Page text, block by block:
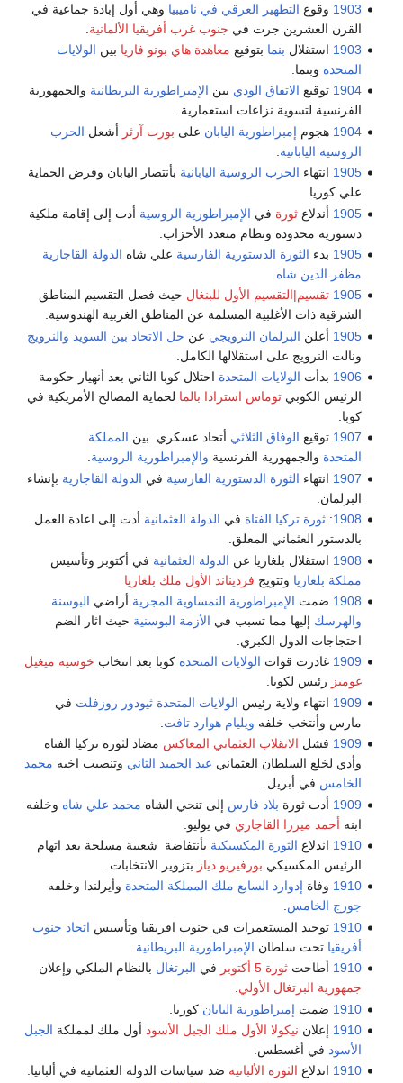
1903 وقوع التطهير العرقي في ناميبيا وهي أول إبادة جماعية في
القرن العشرين جرت في جنوب غرب أفريقيا الألمانية
1903 استقلال بنما بتوقيع معاهدة هاي بونو فاريا بين الولايات
المتحدة وبنما.
1904 توقيع الاتفاق الودي بين الإمبراطورية البريطانية والجمهورية
الفرنسية لتسوية نزاعات استعمارية.
1904 هجوم إمبراطورية اليابان على بورت آرثر أشعل الحرب
الروسية اليابانية
1905 انتهاء الحرب الروسية اليابانية بأنتصار اليابان وفرض الحماية
علي كوريا
1905 أندلاعثورة في الإمبراطورية الروسية أدت إلى إقامة ملكية
دستورية محدودة ونظام متعدد الأحزاب.
1905 بدء الثورة الدستورية الفارسية علي شاه الدولة القاجارية
مظفر الدين شاه
1905 تقسيم|التقسيم الأول للبنغال حيث فصل التقسيم المناطق
الشرقية ذات الأغلبية المسلمة عن المناطق الغربية الهندوسية.
1905 أعلن البرلمان النرويجي عن حل الاتحاد بين السويد والنرويج
ونالت النرويج على استقلالها الكامل.
1906 بدأت الولايات المتحدة احتلال كوبا الثاني بعد أنهيار حكومة
الرئيس الكوبيتوماس استرادا بالما لحماية المصالح الأمريكية في
كوبا.
1907 توقيع الوفاق الثلاثي أتحاد عسكري بين المملكة
المتحدة والجمهورية الفرنسية والإمبراطورية الروسية.
1907 انتهاء الثورة الدستورية الفارسية في الدولة القاجارية بإنشاء
البرلمان.
1908
:ثورة تركيا الفتاة في الدولة العثمانية أدت إلى اعادة العمل
بالدستور العثماني المعلق.
1908 استقلال بلغاريا عن الدولة العثمانية في أكتوبر وتأسيس
مملكة بلغاريا وتتويج فرديناند الأول ملك بلغاريا
1908 ضمت الإمبراطورية النمساوية المجرية أراضي البوسنة
والهرسك إليها مما تسبب في الأزمة البوسنية حيث اثار الضم
احتجاجات الدول الكبري.
1909 غادرت قوات الولايات المتحدة كوبا بعد انتخاب خوسيه ميغيل
غوميز رئيس لكوبا.
1909 انتهاء ولاية رئيس الولايات المتحدة ثيودور روزفلت في
مارس وأنتخب خلفه ويليام هوارد تافت
1909 فشل الانقلاب العثماني المعاكس مضاد لثورة تركيا الفتاه
وأدي لخلع السلطان العثماني عبد الحميد الثاني وتنصيب اخيه محمد
الخامس في أبريل.
1909 أدت ثورة بلاد فارس إلى تنحي الشاه محمد علي شاه وخلفه
ابنه أحمد ميرزا القاجاري في يوليو.
1910 اندلاع الثورة المكسيكية بأنتفاضة شعبية مسلحة بعد اتهام
الرئيس المكسيكي بورفيريو دياز بتزوير الانتخابات.
1910 وفاة إدوارد السابع ملك المملكة المتحدة وأيرلندا وخلفه
جورج الخامس.
1910 توحيد المستعمرات في جنوب افريقيا وتأسيس اتحاد جنوب
أفريقيا تحت سلطان الإمبراطورية البريطانية
1910 أطاحتثورة 5 أكتوبر في البرتغال بالنظام الملكي وإعلان
جمهورية البرتغال الأولي
1910 ضمت إمبراطورية اليابان كوريا.
1910 إعلان نيكولا الأول ملك الجبل الأسود أول ملك لمملكة الجبل
الأسود في أغسطس.
1910 اندلاع الثورة الألبانية ضد سياسات الدولة العثمانية في ألبانيا.